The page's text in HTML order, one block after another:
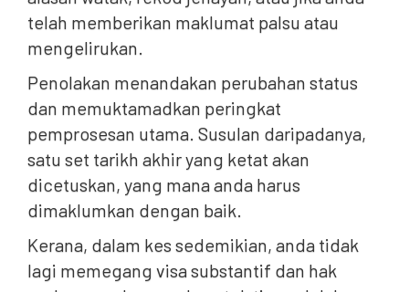
telah memberikan maklumat palsu atau
mengelirukan.
Penolakan menandakan perubahan status
dan memuktamadkan peringkat
pemprosesan utama. Susulan daripadanya,
satu set tarikh akhir yang ketat akan
dicetuskan, yang mana anda harus
dimaklumkan dengan baik.
Kerana, dalam kes sedemikian, anda tidak
lagi memegang visa substantif dan hak